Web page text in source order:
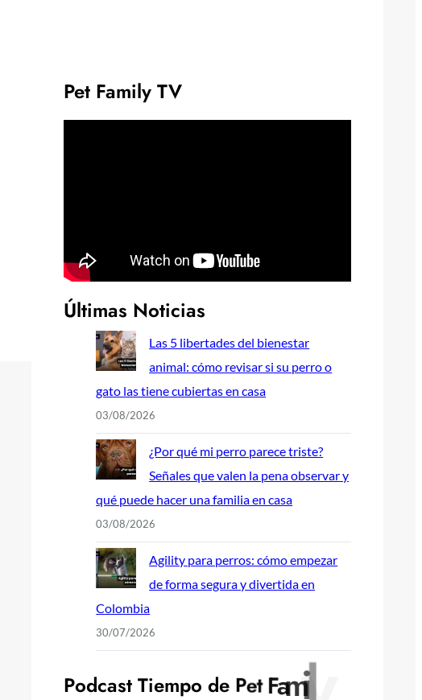
Pet Family TV
Últimas Noticias
Las 5 libertades del bienestar
animal: cómo revisar si su perro o
gato las tiene cubiertas en casa
03/08/2026
¿Por qué mi perro parece triste?
Señales que valen la pena observar y
qué puede hacer una familia en casa
03/08/2026
Agility para perros: cómo empezar
de forma segura y divertida en
Colombia
30/07/2026
Podcast Tiempo de Pet Fami